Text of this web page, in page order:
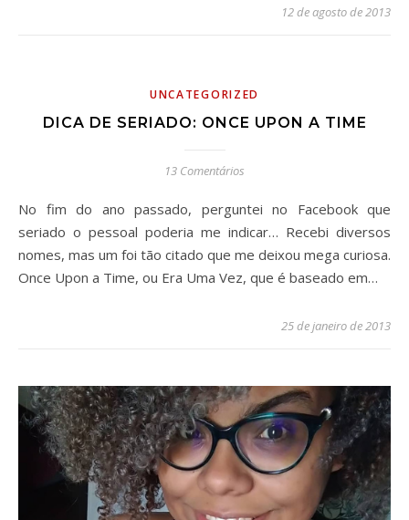
12 de agosto de 2013
UNCATEGORIZED
DICA DE SERIADO: ONCE UPON A TIME
13 Comentários
No fim do ano passado, perguntei no Facebook que
seriado o pessoal poderia me indicar… Recebi diversos
nomes, mas um foi tão citado que me deixou mega curiosa.
Once Upon a Time, ou Era Uma Vez, que é baseado em…
25 de janeiro de 2013